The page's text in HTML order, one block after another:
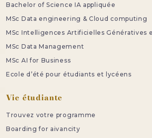
Bachelor of Science IA appliquée
MSc Data engineering & Cloud computing
MSc Intelligences Artificielles Génératives
MSc Data Management
MSc AI for Business
Ecole d’été pour étudiants et lycéens
Vie étudiante
Trouvez votre programme
Boarding for aivancity